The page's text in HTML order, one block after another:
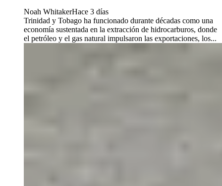
Noah WhitakerHace 3 días
Trinidad y Tobago ha funcionado durante décadas como una
economía sustentada en la extracción de hidrocarburos, donde
el petróleo y el gas natural impulsaron las exportaciones, los...